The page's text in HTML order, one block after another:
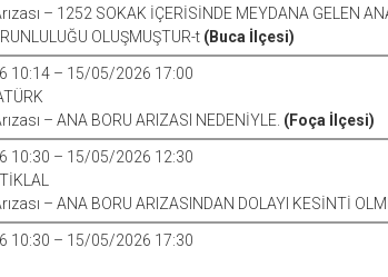
– 1252 SOKAK İÇERİSİNDE MEYDANA GELEN
OLUŞMUŞTUR-t (Buca İlçesi)
10:14 – 15/05/2026 17:00
– ANA BORU ARIZASI NEDENİYLE. (Foça İlçesi)
10:30 – 15/05/2026 12:30
– ANA BORU ARIZASINDAN DOLAYI KESİNTİ
10:30 – 15/05/2026 17:30